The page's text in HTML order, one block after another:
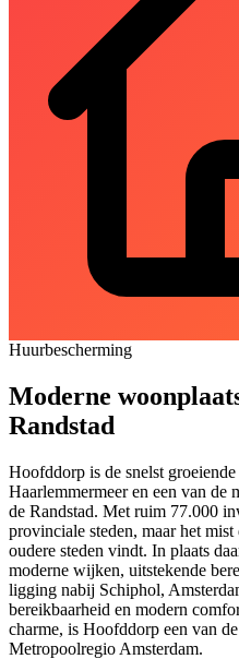
Huurbescherming
Moderne
Randstad
Hoofddorp is de snelst
Haarlemmermeeren een van de
de Randstad. Met ruim 77.000
provinciale steden, maar het
oudere steden vindt. In plaats
moderne wijken, uitstekende
ligging nabij Schiphol,
bereikbaarheid en modern
charme, is Hoofddorp een van
Metropoolregio Amsterdam.